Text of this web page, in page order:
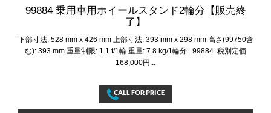
99884 乗用車用ホイールスタンド2輪分【販売終
了】
下部寸法: 528 mm x 426 mm 上部寸法: 393 mm x 298 mm 高さ(99750含
む): 393 mm 重量制限: 1.1 t/1輪 重量: 7.8 kg/1輪分 99884 税別定価
168,000円...